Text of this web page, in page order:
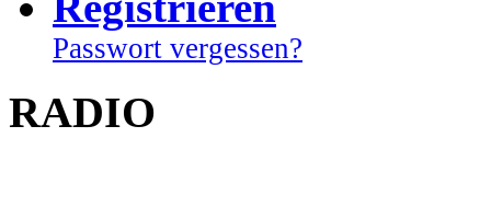
Passwort vergessen?
RADIO